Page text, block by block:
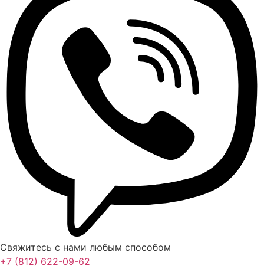
Свяжитесь с нами любым способом
+7 (812) 622-09-62